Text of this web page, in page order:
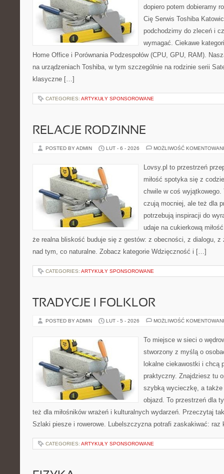
dopiero potem dobieramy
Cię Serwis Toshiba
podchodzimy do zleceń i
wymagać. Ciekawe
Home Office i Porównania Podzespołów (CPU, GPU, RAM).
na urządzeniach Toshiba, w tym szczególnie na rodzinie serii
klasyczne […]
CATEGORIES: ARTYKUŁY SPONSOROWANE
RELACJE RODZINNE
POSTED BY ADMIN LUT - 6 - 2026 MOŻLIWOŚĆ
Lovsy.pl to przestrzeń
miłość spotyka się z
chwile w coś
czują mocniej, ale też dla
potrzebują inspiracji do
udaje na cukierkową
że realna bliskość buduje się z gestów: z obecności, z dialogu, z
nad tym, co naturalne. Zobacz kategorie Wdzięczność i […]
CATEGORIES: ARTYKUŁY SPONSOROWANE
TRADYCJE I FOLKLOR
POSTED BY ADMIN LUT - 5 - 2026 MOŻLIWOŚĆ
To miejsce w sieci o
stworzony z myślą o
lokalne ciekawostki i chcą
praktyczny. Znajdziesz tu
szybką wycieczkę, a także
objazd. To przestrzeń dla
też dla miłośników wrażeń i kulturalnych wydarzeń. Przeczytaj
Szlaki piesze i rowerowe. Lubelszczyzna potrafi zaskakiwać:
CATEGORIES: ARTYKUŁY SPONSOROWANE